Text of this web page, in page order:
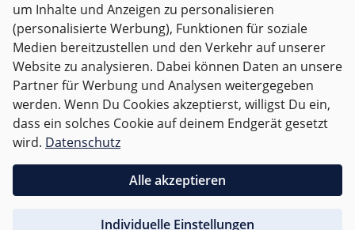
AGB Impressum
Datenschutz
Widerrufsrecht
Alle Preise inkl. gesetzl. Mehrwertsteuer zzgl.Versandkosten
und ggf. Nachnahmegebühren, wenn nicht anders
angegeben.
Für Österreich sind Bestellungen ab 50,- EUR
versandkostenfrei.
um Inhalte und Anzeigen zu personalisieren
(personalisierte Werbung), Funktionen für soziale
Medien bereitzustellen und den Verkehr auf unserer
Website zu analysieren. Dabei können Daten an unsere
Partner für Werbung und Analysen weitergegeben
werden. Wenn Du Cookies akzeptierst, willigst Du ein,
dass ein solches Cookie auf deinem Endgerät gesetzt
wird. Datenschutz
Individuelle Einstellungen
Alle akzeptieren